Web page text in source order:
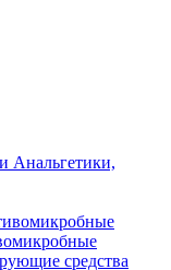
Анальгетики,